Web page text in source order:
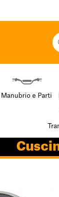
Manubrio e Parti